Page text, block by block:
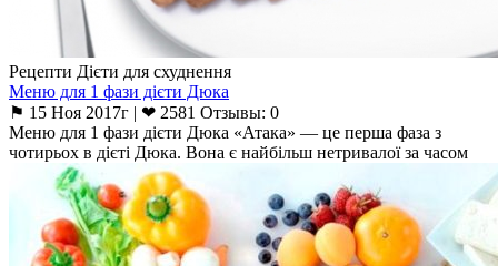
Рецепти Дієти для схуднення
Меню для 1 фази дієти Дюка
⚑ 15 Ноя 2017г | ❤ 2581 Отзывы: 0
Меню для 1 фази дієти Дюка «Атака» — це перша фаза з
чотирьох в дієті Дюка. Вона є найбільш нетривалої за часом